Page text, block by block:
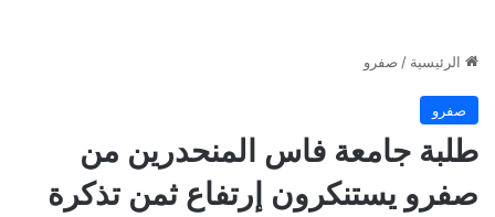
الرئيسية / صفرو
صفرو
طلبة جامعة فاس المنحدرين من
صفرو يستنكرون إرتفاع ثمن تذكرة